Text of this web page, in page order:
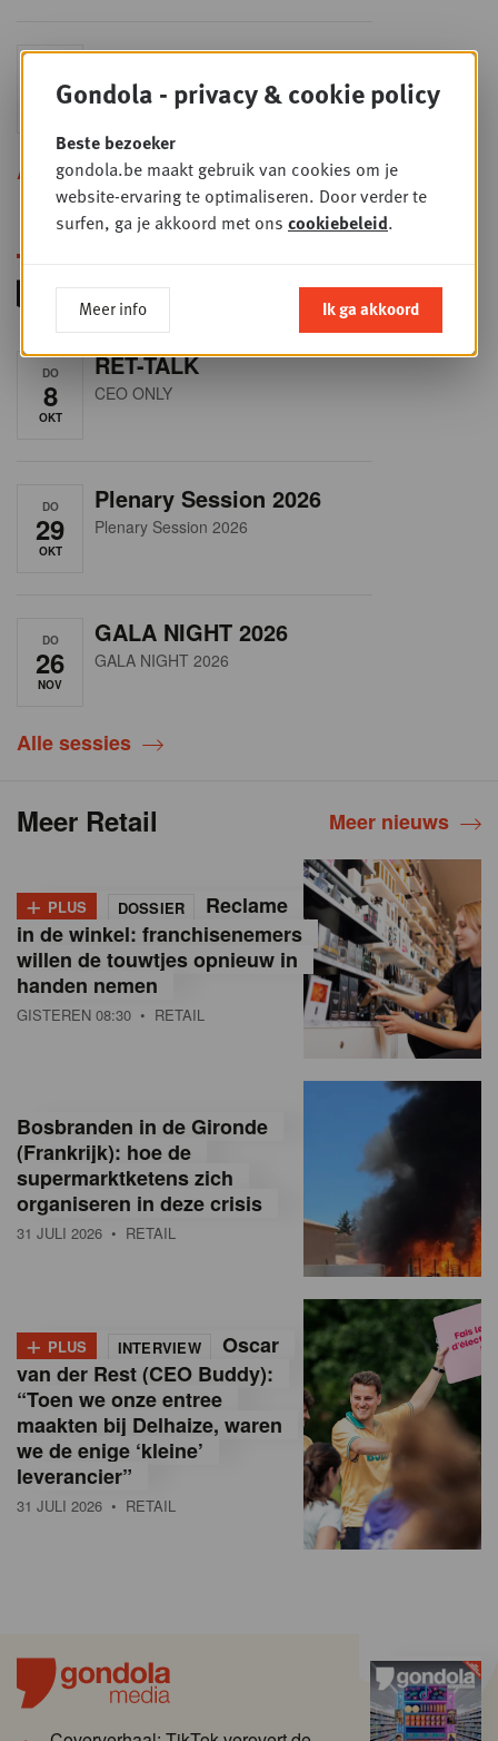
24
Sales & nego Summit
2026
Sales & Nego summit 2026
Alle opleidingen
DO
8
OKT
RET-TALK
CEO ONLY
DO
29
OKT
Plenary Session 2026
Plenary Session 2026
DO
26
NOV
GALA NIGHT 2026
GALA NIGHT 2026
Alle sessies
Meer Retail Meer nieuws
+ PLUS DOSSIER
Reclame
in de winkel: franchisenemers
willen de touwtjes opnieuw in
handen nemen
GISTEREN 08:30 • RETAIL
Bosbranden in de Gironde
(Frankrijk): hoe de
supermarktketens zich
organiseren in deze crisis
31 JULI 2026 • RETAIL
+ PLUS INTERVIEW
Oscar
van der Rest (CEO Buddy):
“Toen we onze entree
maakten bij Delhaize, waren
we de enige ‘kleine’
leverancier”
31 JULI 2026 • RETAIL
Gondola - privacy & cookie policy
Beste bezoeker
gondola.be maakt gebruik van cookies om je
website-ervaring te optimaliseren. Door verder te
surfen, ga je akkoord met ons cookiebeleid.
Meer info Ik ga akkoord